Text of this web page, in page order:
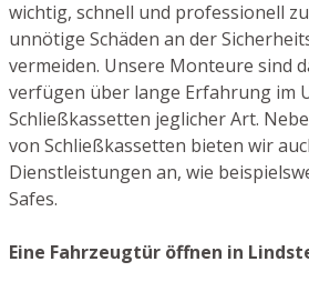
wichtig, schnell und professionell
unnötige Schäden an der
vermeiden. Unsere Monteure sind
verfügen über lange Erfahrung im
Schließkassetten jeglicher Art.
von Schließkassetten bieten wir
Dienstleistungen an, wie
Safes.
Eine Fahrzeugtür öffnen in